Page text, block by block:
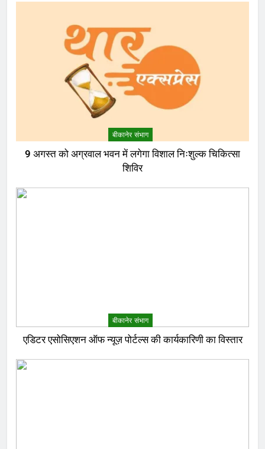
बीकानेर संभाग
9 अगस्त को अग्रवाल भवन में लगेगा विशाल निःशुल्क चिकित्सा
शिविर
बीकानेर संभाग
एडिटर एसोसिएशन ऑफ न्यूज़ पोर्टल्स की कार्यकारिणी का विस्तार